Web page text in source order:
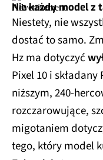
Nie każdy model z
Niestety, nie
dostać to samo.
Hz ma dotyczyć
Pixel 10 i
niższym, 240-
rozczarowujące,
migotaniem
tego, który model